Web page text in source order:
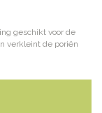
geschikt voor de
verkleint de poriën